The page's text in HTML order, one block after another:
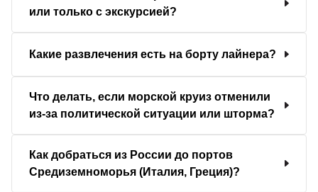
или только с экскурсией?
Какие развлечения есть на борту лайнера?
Что делать, если морской круиз отменили
из-за политической ситуации или шторма?
Как добраться из России до портов
Средиземноморья (Италия, Греция)?